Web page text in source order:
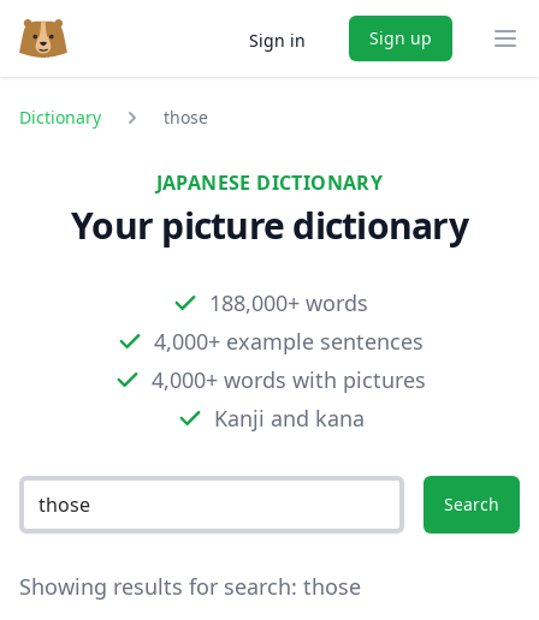
Sign in Sign up
Dictionary those
JAPANESE DICTIONARY
Your picture dictionary
188,000+ words
4,000+ example sentences
4,000+ words with pictures
Kanji and kana
Search
Showing results for search: those